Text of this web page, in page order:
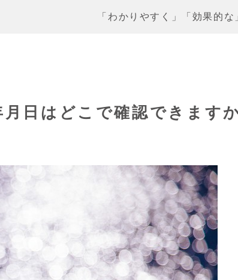
「わかりやすく」「効果的
日はどこで確認できます